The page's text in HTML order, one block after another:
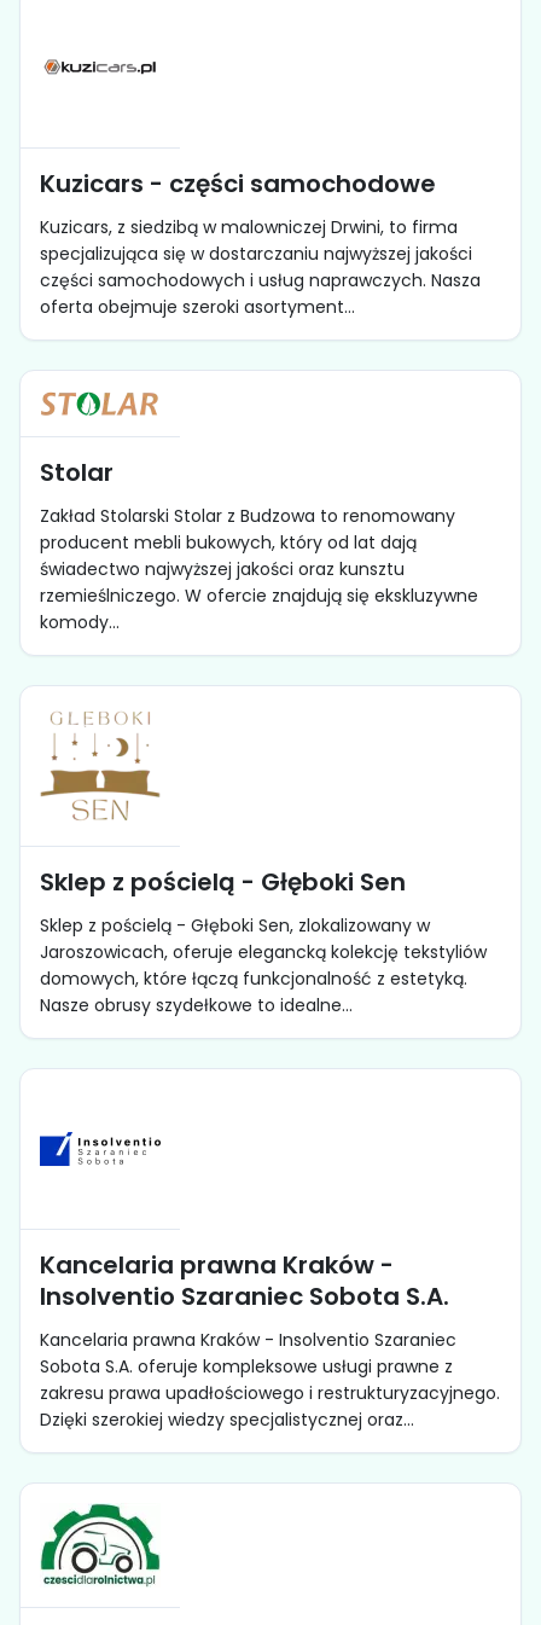
Kuzicars - części samochodowe
Kuzicars, z siedzibą w malowniczej Drwini, to firma
specjalizująca się w dostarczaniu najwyższej jakości
części samochodowych i usług naprawczych. Nasza
oferta obejmuje szeroki asortyment...
Stolar
Zakład Stolarski Stolar z Budzowa to renomowany
producent mebli bukowych, który od lat dają
świadectwo najwyższej jakości oraz kunsztu
rzemieślniczego. W ofercie znajdują się ekskluzywne
komody...
Sklep z pościelą - Głęboki Sen
Sklep z pościelą - Głęboki Sen, zlokalizowany w
Jaroszowicach, oferuje elegancką kolekcję tekstyliów
domowych, które łączą funkcjonalność z estetyką.
Nasze obrusy szydełkowe to idealne...
Kancelaria prawna Kraków -
Insolventio Szaraniec Sobota S.A.
Kancelaria prawna Kraków - Insolventio Szaraniec
Sobota S.A. oferuje kompleksowe usługi prawne z
zakresu prawa upadłościowego i restrukturyzacyjnego.
Dzięki szerokiej wiedzy specjalistycznej oraz...